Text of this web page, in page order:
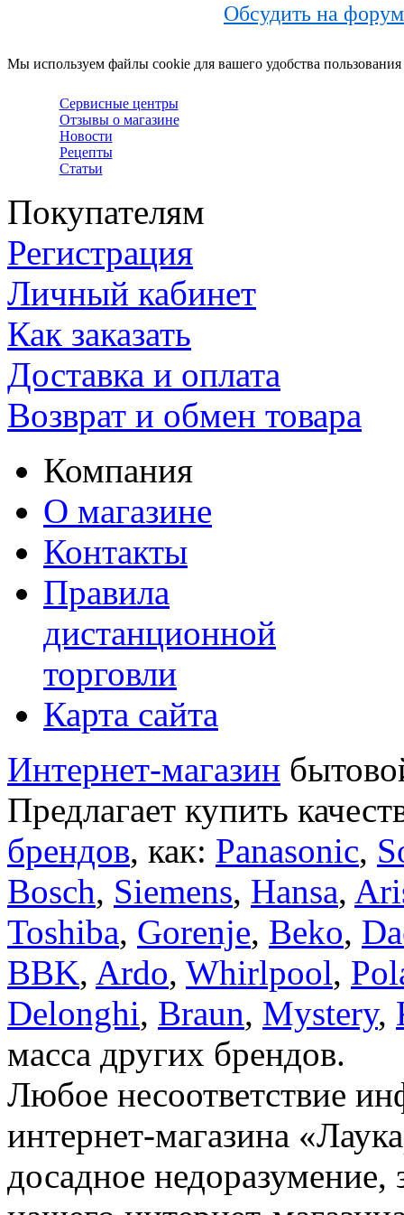
Обсудить на
Мы используем файлы cookie для вашего удобства
Сервисные центры
Отзывы о магазине
Новости
Рецепты
Статьи
Покупателям
Регистрация
Личный кабинет
Как заказать
Доставка и оплата
Возврат и обмен товара
Компания
О магазине
Контакты
Правила
дистанционной
торговли
Карта сайта
Интернет-магазин
Предлагает купить
брендов, как: Panasonic,
Bosch, Siemens, Hansa,
Toshiba, Gorenje, Beko,
BBK, Ardo, Whirlpool,
Delonghi, Braun, Mystery,
масса других брендов.
Любое несоответствие
интернет-магазина
досадное недоразумение,